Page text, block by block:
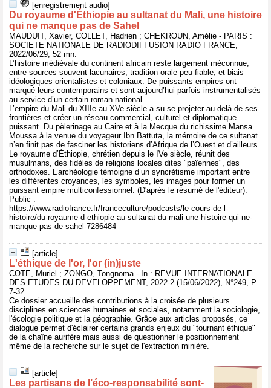
[enregistrement audio]
Du royaume d'Éthiopie au sultanat du Mali, une histoire
qui ne manque pas de Sahel
MAUDUIT, Xavier, COLLET, Hadrien ; CHEKROUN, Amélie - PARIS :
SOCIETE NATIONALE DE RADIODIFFUSION RADIO FRANCE,
2022/06/29, 52 mn.
L’histoire médiévale du continent africain reste largement méconnue,
entre sources souvent lacunaires, tradition orale peu fiable, et biais
idéologiques orientalistes et coloniaux. De puissants empires ont
marqué leurs contemporains et sont aujourd’hui parfois instrumentalisés
au service d’un certain roman national.
L’empire du Mali du XIIIe au XVe siècle a su se projeter au-delà de ses
frontières et créer un réseau commercial, culturel et diplomatique
puissant. Du pèlerinage au Caire et à la Mecque du richissime Mansa
Moussa à la venue du voyageur Ibn Battuta, la mémoire de ce sultanat
n’en finit pas de fasciner les historiens d’Afrique de l’Ouest et d’ailleurs.
Le royaume d’Éthiopie, chrétien depuis le IVe siècle, réunit des
musulmans, des fidèles de religions locales dites "païennes", des
orthodoxes. L’archéologie témoigne d’un syncrétisme important entre
les différentes croyances, les symboles, les images pour former un
puissant empire multiconfessionnel. (D'après le résumé de l'éditeur).
Public :
https://www.radiofrance.fr/franceculture/podcasts/le-cours-de-l-
histoire/du-royaume-d-ethiopie-au-sultanat-du-mali-une-histoire-qui-ne-
manque-pas-de-sahel-7286484
[article]
L'éthique de l'or, l'or (in)juste
COTE, Muriel ; ZONGO, Tongnoma - In : REVUE INTERNATIONALE
DES ETUDES DU DEVELOPPEMENT, 2022-2 (15/06/2022), N°249, P.
7-32
Ce dossier accueille des contributions à la croisée de plusieurs
disciplines en sciences humaines et sociales, notamment la sociologie,
l'écologie politique et la géographie. Grâce aux articles proposés, ce
dialogue permet d'éclairer certains grands enjeux du "tournant éthique"
de la chaîne aurifère mais aussi de questionner le positionnement
même de la recherche sur le sujet de l'extraction minière.
[article]
Les partisans de l’éco-responsabilité sont-